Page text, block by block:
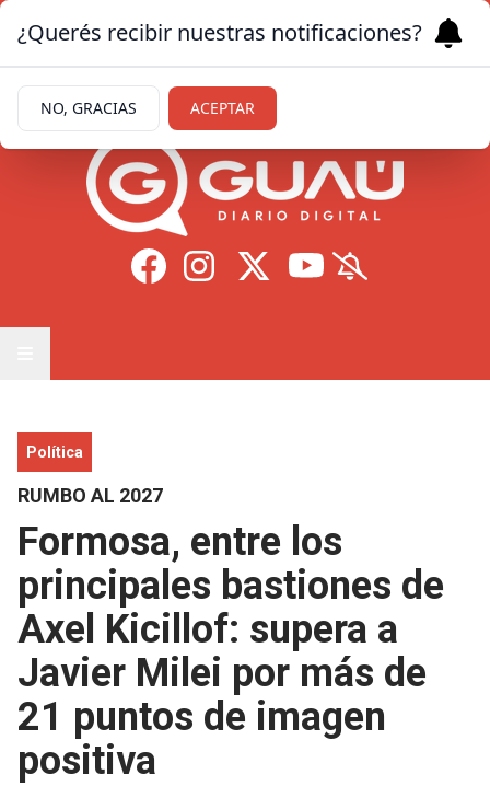
12.8ºc | Formosa
Política
RUMBO AL 2027
Formosa, entre los
principales bastiones de
Axel Kicillof: supera a
Javier Milei por más de
21 puntos de imagen
positiva
¿Querés recibir nuestras notificaciones?
NO, GRACIAS ACEPTAR